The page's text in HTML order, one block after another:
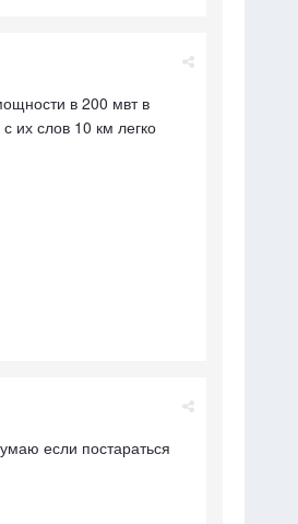
в 200 мвт в
их слов 10 км легко
если постараться